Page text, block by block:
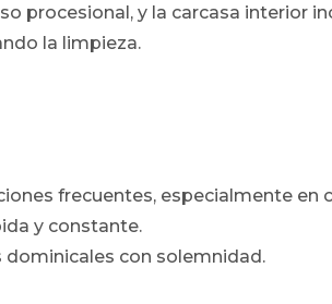
procesional, y la carcasa interior
la limpieza.
frecuentes, especialmente en
y constante.
dominicales con solemnidad.